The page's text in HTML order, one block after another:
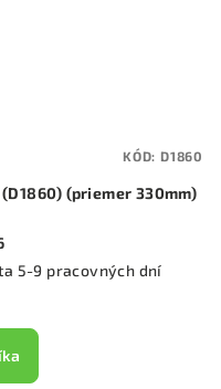
(priemer 330mm)
5-9 pracovných dní
KÓD: D1860